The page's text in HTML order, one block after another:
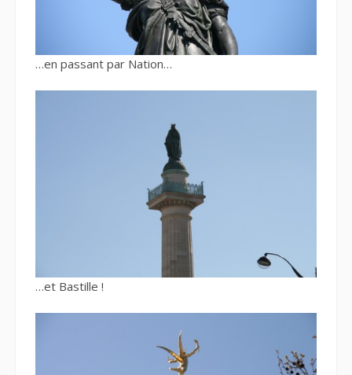
…en passant par Nation…
…et Bastille !